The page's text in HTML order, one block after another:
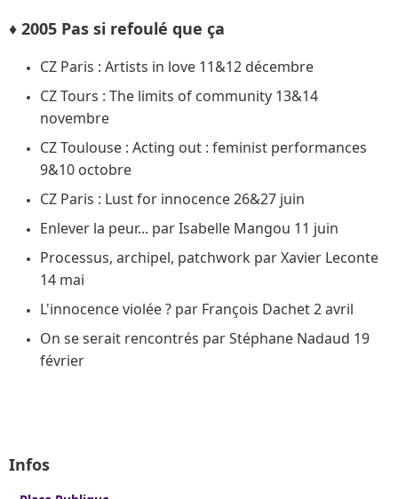
♦ 2005 Pas si refoulé que ça
CZ Paris : Artists in love 11&12 décembre
CZ Tours : The limits of community 13&14
novembre
CZ Toulouse : Acting out : feminist performances
9&10 octobre
CZ Paris : Lust for innocence 26&27 juin
Enlever la peur... par Isabelle Mangou 11 juin
Processus, archipel, patchwork par Xavier Leconte
14 mai
L'innocence violée ? par François Dachet 2 avril
On se serait rencontrés par Stéphane Nadaud 19
février
Infos